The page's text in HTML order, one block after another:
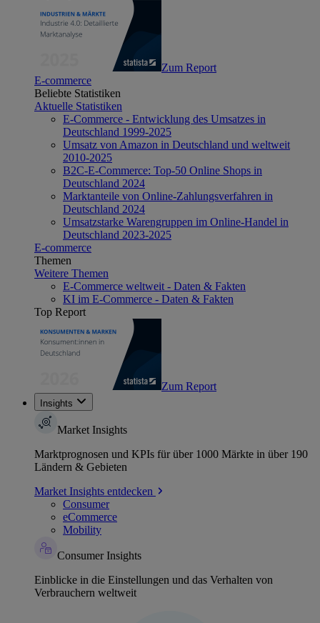
Zum Report
E-commerce
Beliebte Statistiken
Aktuelle Statistiken
E-Commerce - Entwicklung des Umsatzes in
Deutschland 1999-2025
Umsatz von Amazon in Deutschland und weltweit
2010-2025
B2C-E-Commerce: Top-50 Online Shops in
Deutschland 2024
Marktanteile von Online-Zahlungsverfahren in
Deutschland 2024
Umsatzstarke Warengruppen im Online-Handel in
Deutschland 2023-2025
E-commerce
Themen
Weitere Themen
E-Commerce weltweit - Daten & Fakten
KI im E-Commerce - Daten & Fakten
Top Report
Zum Report
Insights
Market Insights
Marktprognosen und KPIs für über 1000 Märkte in über 190
Ländern & Gebieten
Market Insights entdecken
Consumer
eCommerce
Mobility
Consumer Insights
Einblicke in die Einstellungen und das Verhalten von
Verbrauchern weltweit